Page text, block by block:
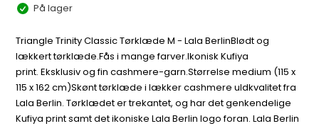
På lager
Triangle Trinity Classic Tørklæde M - Lala BerlinBlødt og
lækkert tørklæde.Fås i mange farver.Ikonisk Kufiya
print. Eksklusiv og fin cashmere-garn.Størrelse medium (115 x
115 x 162 cm)Skønt tørklæde i lækker cashmere uldkvalitet fra
Lala Berlin. Tørklædet er trekantet, og har det genkendelige
Kufiya print samt det ikoniske Lala Berlin logo foran. Lala Berlin